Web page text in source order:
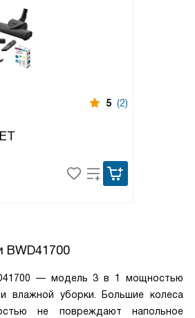
5 (2)
BWD41700
— модель 3 в 1 мощностью
влажной уборки. Большие колеса
не повреждают напольное